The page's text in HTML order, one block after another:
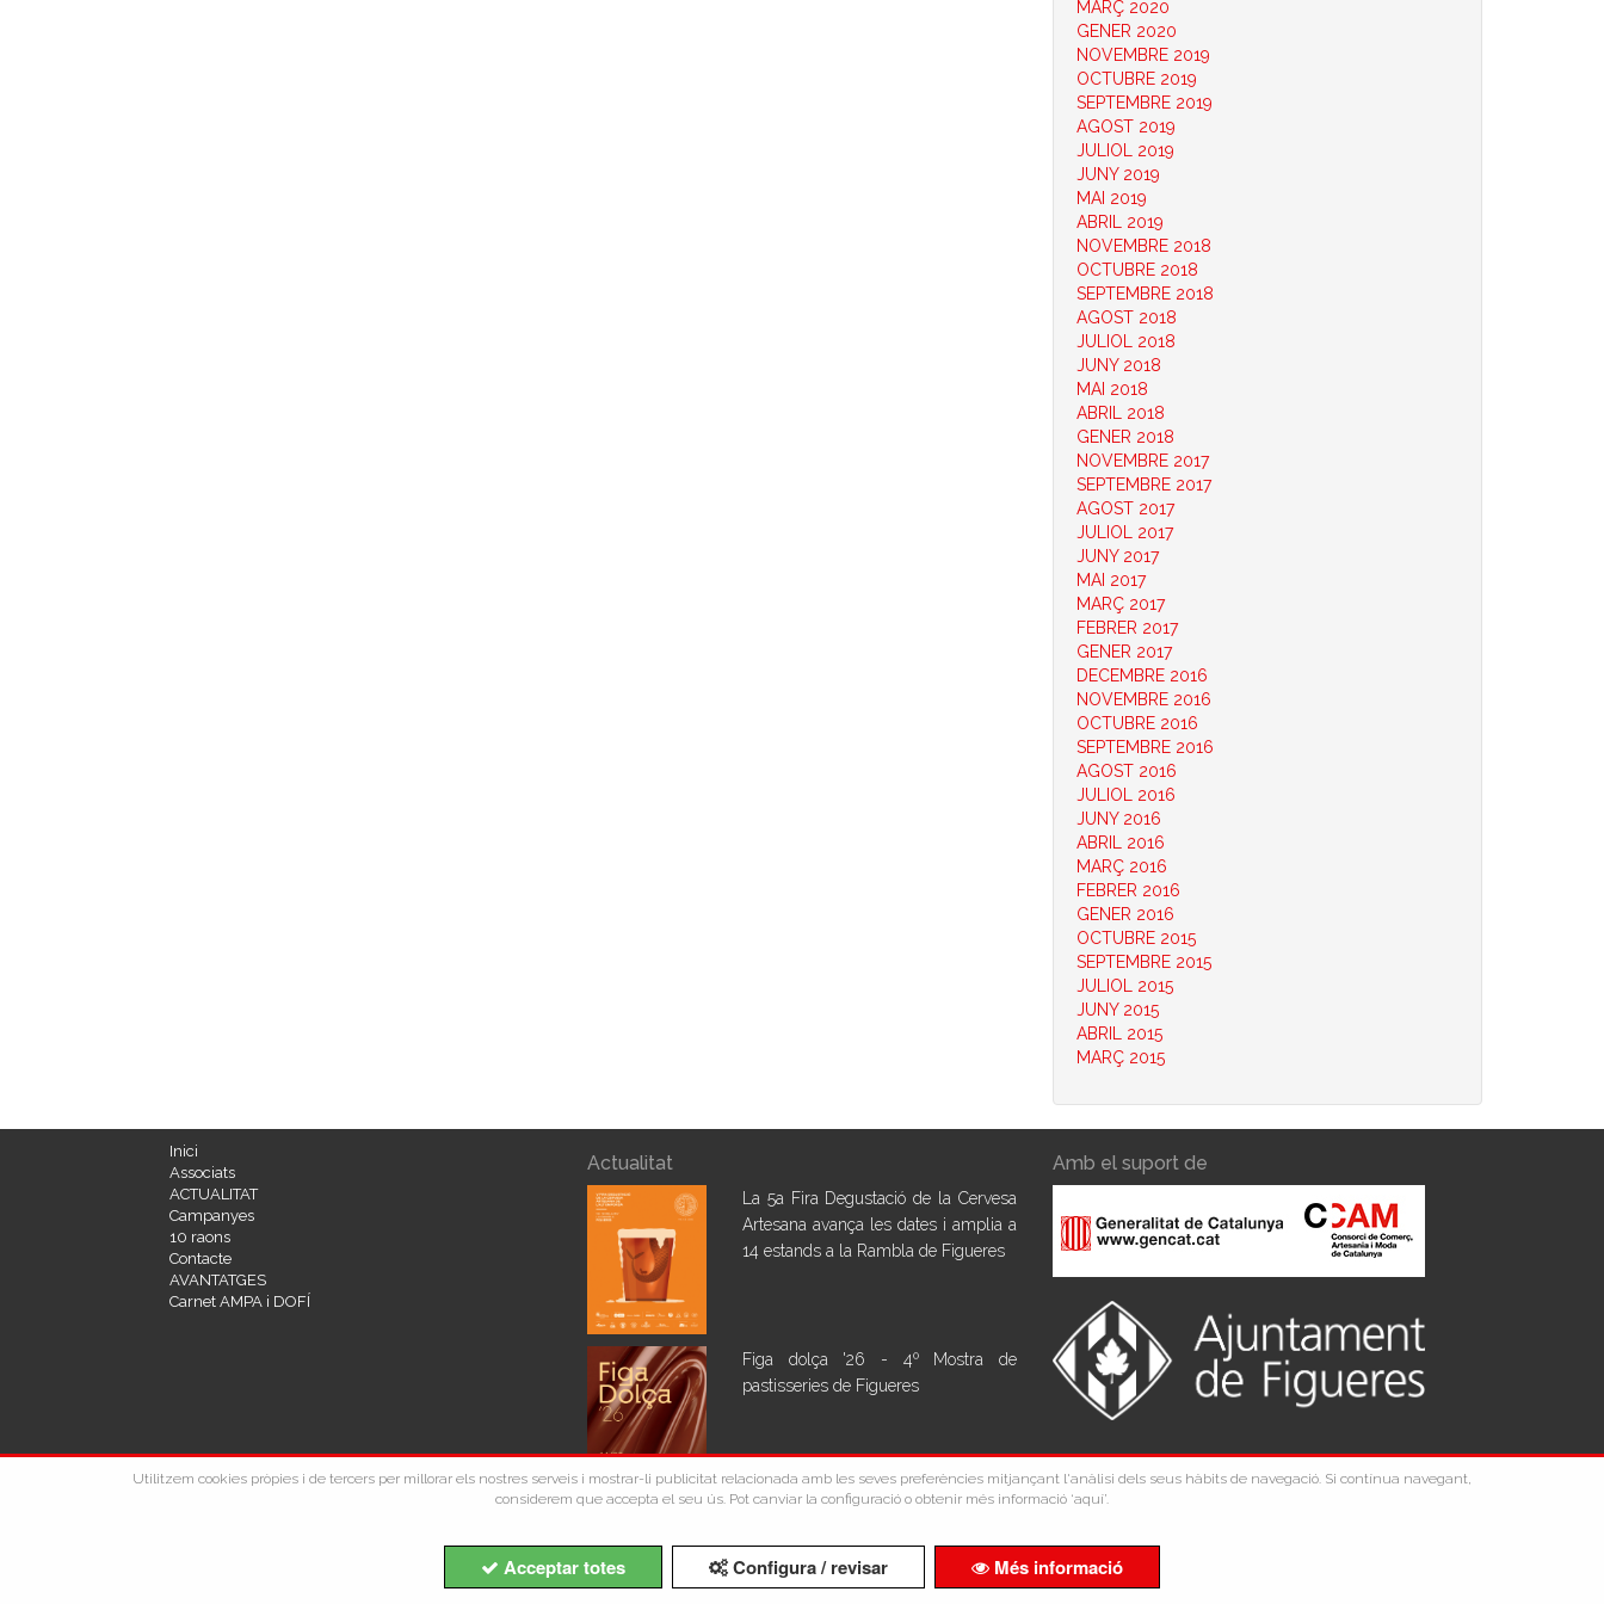
MARÇ 2020
GENER 2020
NOVEMBRE 2019
OCTUBRE 2019
SEPTEMBRE 2019
AGOST 2019
JULIOL 2019
JUNY 2019
MAI 2019
ABRIL 2019
NOVEMBRE 2018
OCTUBRE 2018
SEPTEMBRE 2018
AGOST 2018
JULIOL 2018
JUNY 2018
MAI 2018
ABRIL 2018
GENER 2018
NOVEMBRE 2017
SEPTEMBRE 2017
AGOST 2017
JULIOL 2017
JUNY 2017
MAI 2017
MARÇ 2017
FEBRER 2017
GENER 2017
DECEMBRE 2016
NOVEMBRE 2016
OCTUBRE 2016
SEPTEMBRE 2016
AGOST 2016
JULIOL 2016
JUNY 2016
ABRIL 2016
MARÇ 2016
FEBRER 2016
GENER 2016
OCTUBRE 2015
SEPTEMBRE 2015
JULIOL 2015
JUNY 2015
ABRIL 2015
MARÇ 2015
Inici
Associats
ACTUALITAT
Campanyes
10 raons
Contacte
AVANTATGES
Carnet AMPA i DOFÍ
Actualitat
La 5a Fira Degustació de la Cervesa
Artesana avança les dates i amplia a
14 estands a la Rambla de Figueres
Figa dolça '26 - 4º Mostra de
pastisseries de Figueres
Amb el suport de
Avís Legal
Política de Privacidad Política de Cookies
Utilitzem cookies pròpies i de tercers per millorar els nostres serveis i mostrar-li publicitat relacionada amb les seves preferències mitjançant l'anàlisi dels seus hàbits de navegació. Si contínua navegant,
considerem que accepta el seu ús. Pot canviar la configuració o obtenir més informació ‘aquí’.
Acceptar totes Configura / revisar Més informació